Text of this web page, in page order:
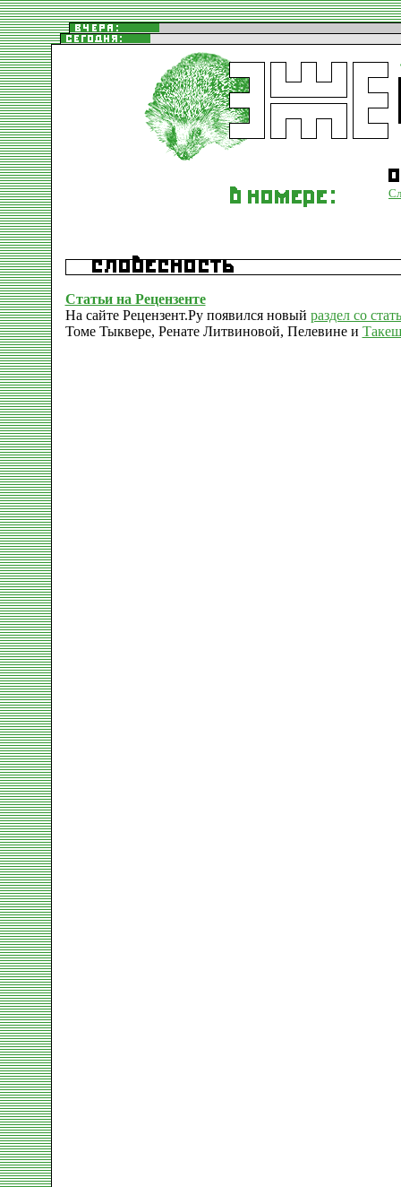
Статьи на Рецензенте
На сайте Рецензент.Ру появился новый раздел со
Томе Тыквере, Ренате Литвиновой, Пелевине и